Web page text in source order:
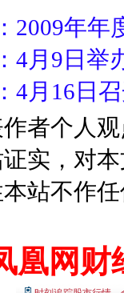
2009年年
4月9日举
4月16日
者个人
实，对
站不作
凰网财